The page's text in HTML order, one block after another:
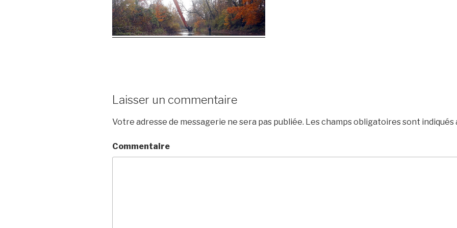
Laisser un commentaire
Votre adresse de messagerie ne sera pas publiée. Les champs obligatoires sont indiqués
Commentaire